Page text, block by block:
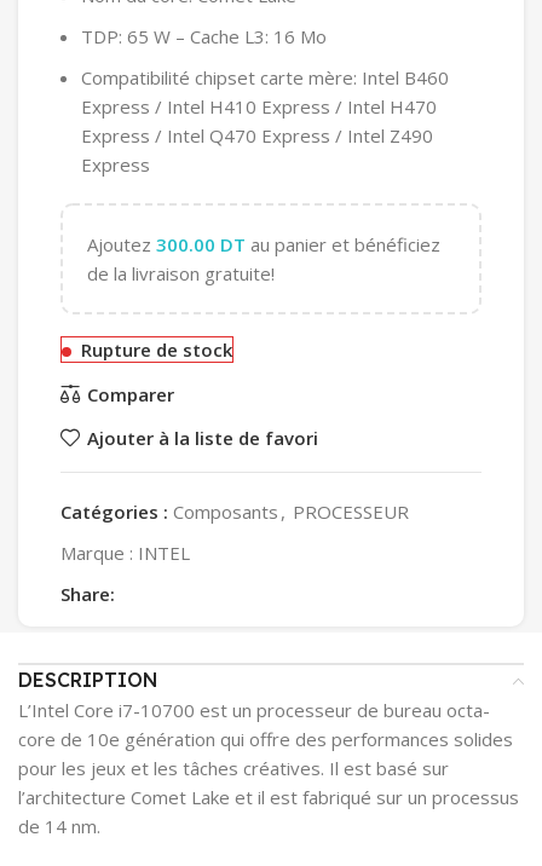
TDP: 65 W – Cache L3: 16 Mo
Compatibilité chipset carte mère: Intel B460
Express / Intel H410 Express / Intel H470
Express / Intel Q470 Express / Intel Z490
Express
Ajoutez 300.00 DT au panier et bénéficiez
de la livraison gratuite!
Rupture de stock
Comparer
Ajouter à la liste de favori
Catégories : Composants , PROCESSEUR
Marque : INTEL
Share:
DESCRIPTION
L’Intel Core i7-10700 est un processeur de bureau octa-
core de 10e génération qui offre des performances solides
pour les jeux et les tâches créatives. Il est basé sur
l’architecture Comet Lake et il est fabriqué sur un processus
de 14 nm.